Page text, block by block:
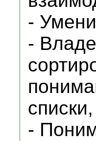
-
-
-